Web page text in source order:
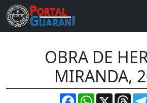
OBRA DE
MIRANDA,
FacebookWhatsApp
X